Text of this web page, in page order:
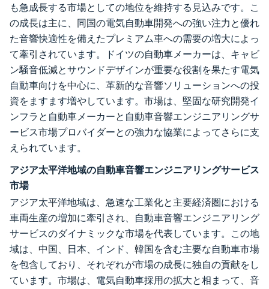
も急成長する市場としての地位を維持する見込みです。こ
の成長は主に、同国の電気自動車開発への強い注力と優れ
た音響快適性を備えたプレミアム車への需要の増大によっ
て牽引されています。ドイツの自動車メーカーは、キャビ
ン騒音低減とサウンドデザインが重要な役割を果たす電気
自動車向けを中心に、革新的な音響ソリューションへの投
資をますます増やしています。市場は、堅固な研究開発イ
ンフラと自動車メーカーと自動車音響エンジニアリングサ
ービス市場プロバイダーとの強力な協業によってさらに支
えられています。
アジア太平洋地域の自動車音響エンジニアリングサービス
市場
アジア太平洋地域は、急速な工業化と主要経済圏における
車両生産の増加に牽引され、自動車音響エンジニアリング
サービスのダイナミックな市場を代表しています。この地
域は、中国、日本、インド、韓国を含む主要な自動車市場
を包含しており、それぞれが市場の成長に独自の貢献をし
ています。市場は、電気自動車採用の拡大と相まって、音